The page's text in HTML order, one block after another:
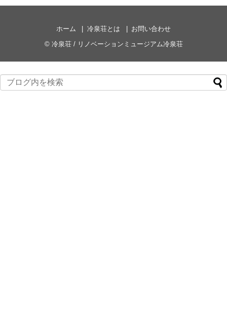
ホーム 冷泉荘とは
お問い合わせ
© 冷泉荘 / リノベーションミュージアム冷泉荘